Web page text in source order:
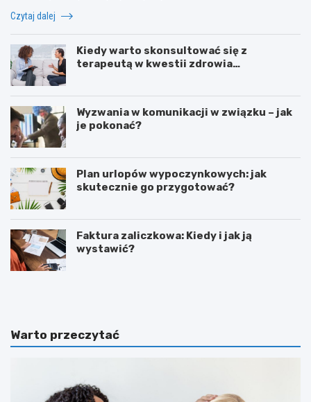
Czytaj dalej
Kiedy warto skonsultować się z
terapeutą w kwestii zdrowia
Wyzwania w komunikacji w związku – jak
je pokonać?
Plan urlopów wypoczynkowych: jak
skutecznie go przygotować?
Faktura zaliczkowa: Kiedy i jak ją
wystawić?
L
W
a
Z
n
i
Warto przeczytać